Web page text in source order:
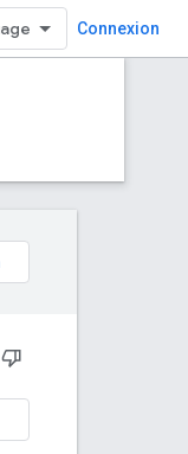
Connexion